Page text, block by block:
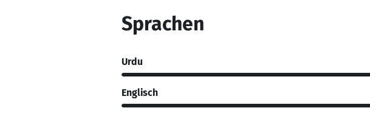
Sprachen
Urdu
Englisch